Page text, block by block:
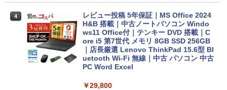
4
レビュー投稿 5年保証｜MS Office 2024
H&B 搭載｜中古ノートパソコン Windo
ws11 Office付｜テンキー DVD 搭載｜C
ore i5 第7世代 メモリ 8GB SSD 256GB
｜店長厳選 Lenovo ThinkPad 15.6型 Bl
uetooth Wi-Fi 無線｜中古 パソコン 中古
PC Word Excel
￥29,800